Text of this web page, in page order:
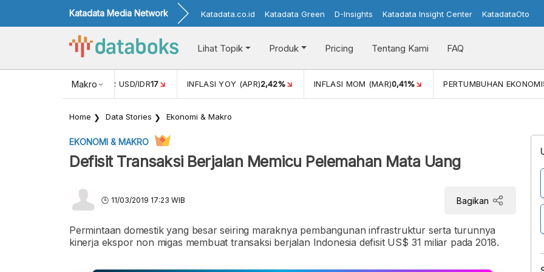
Katadata Media Network Katadata.co.id Katadata Green D-Insights Katadata Insight Center KatadataOto
Lihat Topik Produk Pricing Tentang Kami FAQ
Makro
NILAI TUKAR USD/IDR17 INFLASI YOY (APR)2,42% INFLASI MOM (MAR)0,41% PERTUMBUHAN EKONOMI
Home Data Stories Ekonomi & Makro
EKONOMI & MAKRO
Defisit Transaksi Berjalan Memicu Pelemahan Mata Uang
11/03/2019 17:23 WIB Bagikan
Permintaan domestik yang besar seiring maraknya pembangunan infrastruktur serta turunnya
kinerja ekspor non migas membuat transaksi berjalan Indonesia defisit US$ 31 miliar pada 2018.